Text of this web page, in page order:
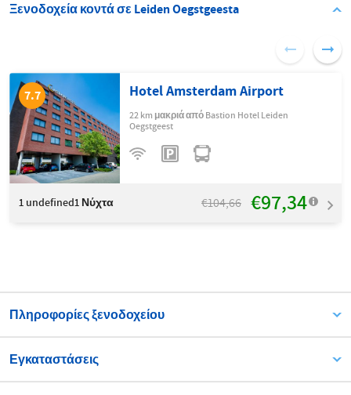
Ξενοδοχεία κοντά σε Leiden Oegstgeesta
7.7 Hotel Amsterdam Airport
22 km μακριά από Bastion Hotel Leiden
Oegstgeest
1 undefined1 Νύχτα €104,66 €97,34
Πληροφορίες ξενοδοχείου
Εγκαταστάσεις